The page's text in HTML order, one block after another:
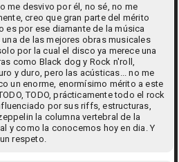
me desvivo por él, no sé, no me
creo que gran parte del mérito
es por ese diamante de la música
de las mejores obras musicales
por la cual el disco ya merece una
como Black dog y Rock n'roll,
y duro, pero las acústicas... no me
un enorme, enormísimo mérito a este
TODO, prácticamente todo el rock
por sus riffs, estructuras,
la columna vertebral de la
y como la conocemos hoy en dia. Y
respeto.